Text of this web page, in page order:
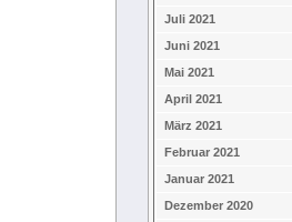
Juli 2021
Juni 2021
Mai 2021
April 2021
März 2021
Februar 2021
Januar 2021
Dezember 2020